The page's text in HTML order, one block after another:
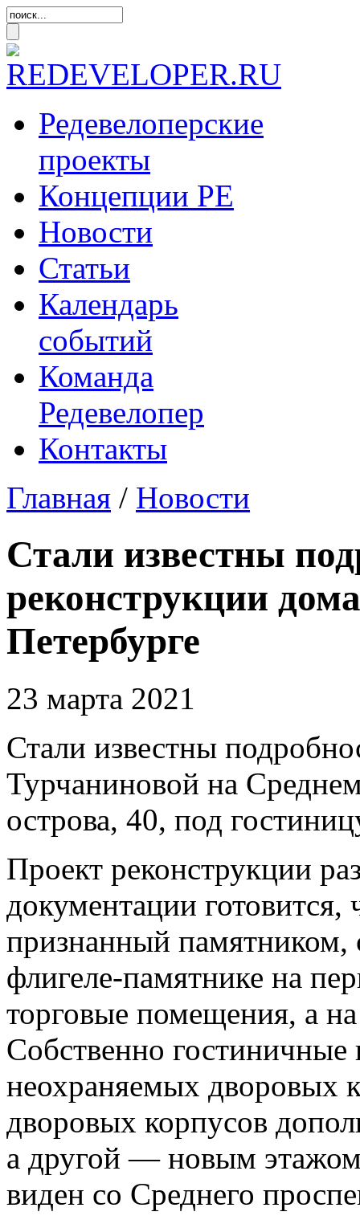
Редевелоперские
проекты
Концепции РЕ
Новости
Статьи
Календарь
событий
Команда
Редевелопер
Контакты
Главная / Новости
Стали известны
реконструкции
Петербурге
23 марта 2021
Стали известны
Турчаниновой на
острова, 40, под
Проект реконструкции
документации готовится,
признанный памятником,
флигеле-памятнике на
торговые помещения, а
Собственно гостиничные
неохраняемых дворовых
дворовых корпусов
а другой — новым
виден со Среднего